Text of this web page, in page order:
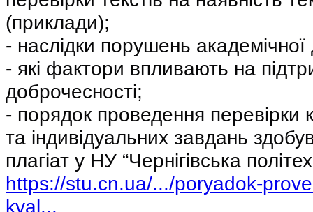
(приклади);
- наслідки порушень академічної
- які фактори впливають на
доброчесності;
- порядок проведення перевірки
та індивідуальних завдань
https://stu.cn.ua/.../poryadok-
kval...